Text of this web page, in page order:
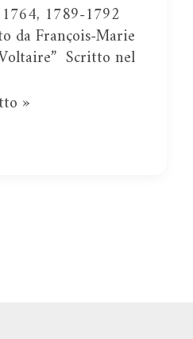
1789-1792
da François-Marie
Scritto nel
»